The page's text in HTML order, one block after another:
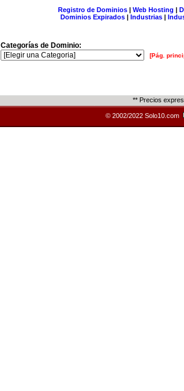
Registro de Dominios| Web Hosting |
Dominios Expirados | Industrias |
Categorías de Dominio:
[Pág.
** Precios
© 2002/2022 Solo10.com